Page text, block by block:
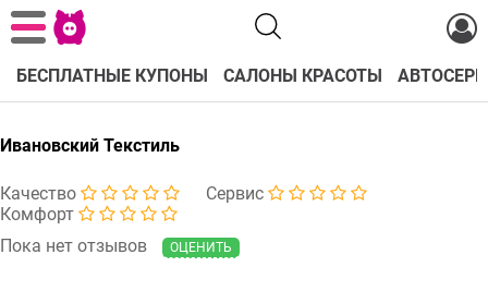
БЕСПЛАТНЫЕ КУПОНЫ САЛОНЫ КРАСОТЫ
Ивановский Текстиль
Качество
Сервис
Комфорт
Пока нет отзывов
ОЦЕНИТЬ